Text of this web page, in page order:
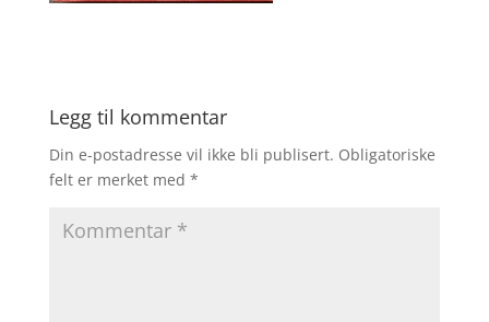
Legg til kommentar
Din e-postadresse vil ikke bli publisert. Obligatoriske
felt er merket med *